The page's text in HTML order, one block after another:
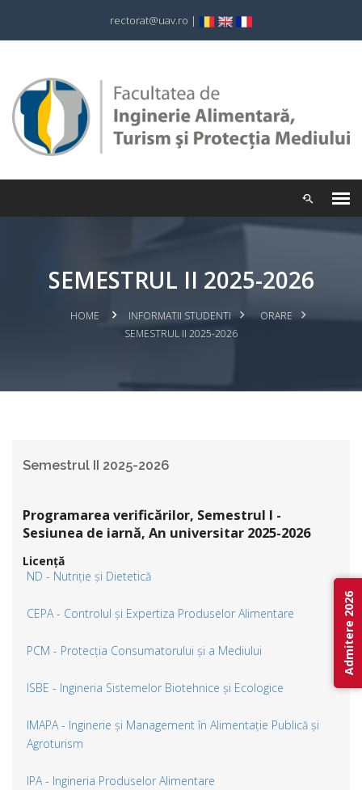
rectorat@uav.ro |
SEMESTRUL II 2025-2026
HOME INFORMATII STUDENTI
ORARE
SEMESTRUL II 2025-2026
Semestrul II 2025-2026
Programarea verificărilor, Semestrul I -
Sesiunea de iarnă, An universitar 2025-2026
Licență
ND - Nutriție și Dietetică
CEPA - Controlul și Expertiza Produselor Alimentare
PCM - Protecția Consumatorului și a Mediului
ISBE - Ingineria Sistemelor Biotehnice și Ecologice
IMAPA - Inginerie și Management în Alimentație Publică și
Agroturism
IPA - Ingineria Produselor Alimentare
Admitere 2026